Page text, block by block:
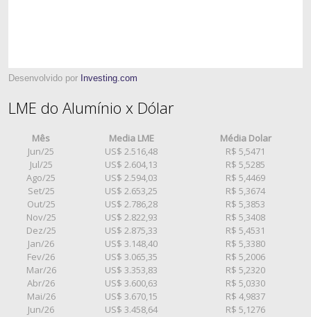
Desenvolvido por Investing.com
LME do Alumínio x Dólar
Mês Media LME
Média Dolar
Jun/25
US$ 2.516,48
R$ 5,5471
Jul/25
US$ 2.604,13
R$ 5,5285
Ago/25
US$ 2.594,03
R$ 5,4469
Set/25
US$ 2.653,25
R$ 5,3674
Out/25
US$ 2.786,28
R$ 5,3853
Nov/25
US$ 2.822,93
R$ 5,3408
Dez/25
US$ 2.875,33
R$ 5,4531
Jan/26
US$ 3.148,40
R$ 5,3380
Fev/26
US$ 3.065,35
R$ 5,2006
Mar/26
US$ 3.353,83
R$ 5,2320
Abr/26
US$ 3.600,63
R$ 5,0330
Mai/26
US$ 3.670,15
R$ 4,9837
Jun/26
US$ 3.458,64 R$ 5,1276